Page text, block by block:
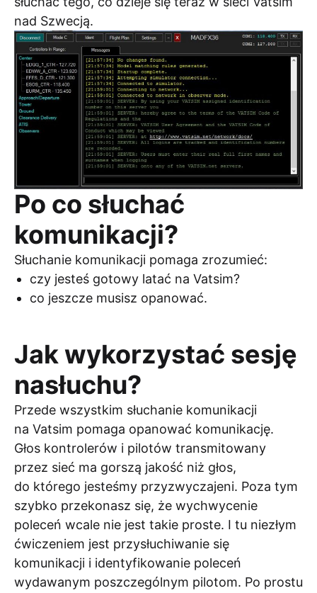
nad Szwecją.
Po co słuchać
komunikacji?
Słuchanie komunikacji pomaga zrozumieć:
czy jesteś gotowy latać na Vatsim?
co jeszcze musisz opanować.
Jak wykorzystać sesję
nasłuchu?
Przede wszystkim słuchanie komunikacji
na Vatsim pomaga opanować komunikację.
Głos kontrolerów i pilotów transmitowany
przez sieć ma gorszą jakość niż głos,
do którego jesteśmy przyzwyczajeni. Poza tym
szybko przekonasz się, że wychwycenie
poleceń wcale nie jest takie proste. I tu niezłym
ćwiczeniem jest przysłuchiwanie się
komunikacji i identyfikowanie poleceń
wydawanym poszczególnym pilotom. Po prostu